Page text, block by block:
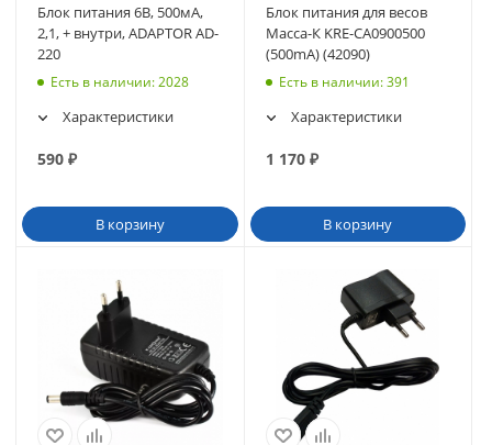
Блок питания 6В, 500мА,
2,1, + внутри, ADAPTOR AD-
220
Есть в наличии: 2028
Характеристики
590 ₽
В корзину
Блок питания для весов
Масса-К KRE-CA0900500
(500mA) (42090)
Есть в наличии: 391
Характеристики
1 170₽
В корзину